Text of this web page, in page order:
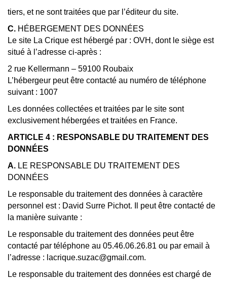
tiers, et ne sont traitées que par l’éditeur du site.
C. HÉBERGEMENT DES DONNÉES
Le site La Crique est hébergé par : OVH, dont le siège est
situé à l’adresse ci-après :
2 rue Kellermann – 59100 Roubaix
L’hébergeur peut être contacté au numéro de téléphone
suivant : 1007
Les données collectées et traitées par le site sont
exclusivement hébergées et traitées en France.
ARTICLE 4 : RESPONSABLE DU TRAITEMENT DES
DONNÉES
A. LE RESPONSABLE DU TRAITEMENT DES
DONNÉES
Le responsable du traitement des données à caractère
personnel est : David Surre Pichot. Il peut être contacté de
la manière suivante :
Le responsable du traitement des données peut être
contacté par téléphone au 05.46.06.26.81 ou par email à
l’adresse : lacrique.suzac@gmail.com.
Le responsable du traitement des données est chargé de